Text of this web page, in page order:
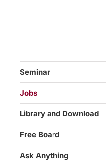
Seminar
Jobs
Library and Download
Free Board
Ask Anything